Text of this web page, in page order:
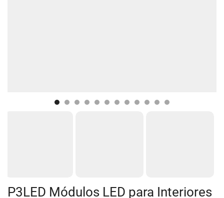
P3LED Módulos LED para Interiores